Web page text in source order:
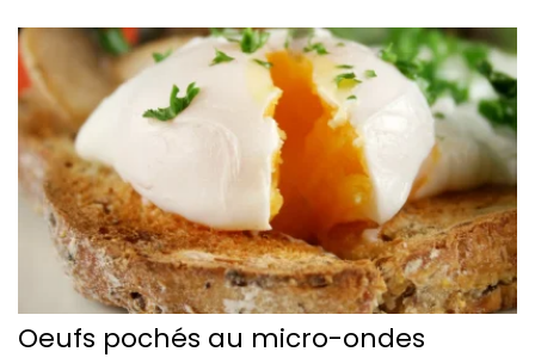
Oeufs pochés au micro-ondes